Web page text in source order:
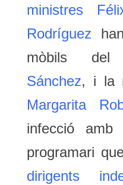
ministres
Rodríguez
mòbils
Sánchez, i la
Margarita
infecció amb
programari
dirigents